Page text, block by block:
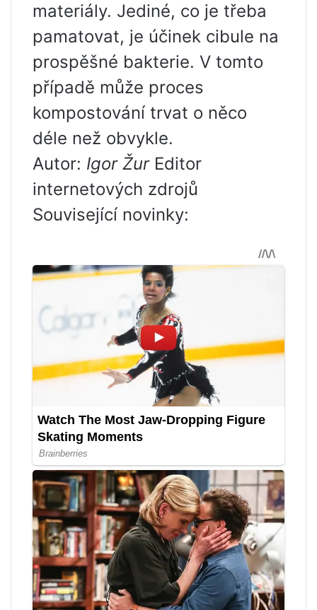
materiály. Jediné, co je třeba
pamatovat, je účinek cibule na
prospěšné bakterie. V tomto
případě může proces
kompostování trvat o něco
déle než obvykle.
Autor: Igor ŽurEditor
internetových zdrojů
Související novinky: